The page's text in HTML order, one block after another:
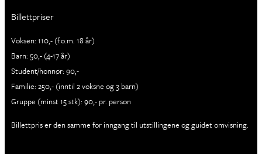
Billettpriser
Voksen: 110,- (f.o.m. 18 år)
Barn: 50,- (4-17 år)
Student/honnør: 90,-
Familie: 250,- (inntil 2 voksne og 3 barn)
Gruppe (minst 15 stk): 90,- pr. person
Billettpris er den samme for inngang til utstillingene og guidet omvisning.